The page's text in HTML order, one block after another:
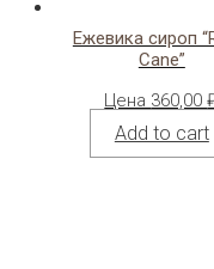
Ежевика сироп
Cane”
Цена 360,00
Add to cart